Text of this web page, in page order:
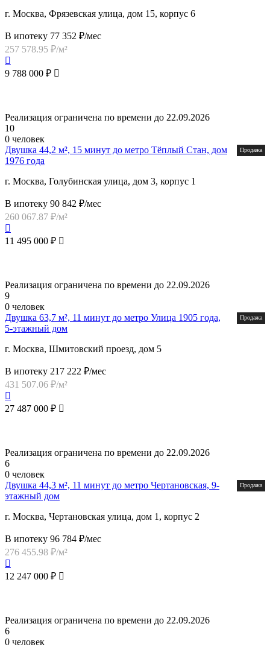
г. Москва, Фрязевская улица, дом 15, корпус 6
В ипотеку 77 352 ₽/мес
257 578.95 ₽/м²
9 788 000 ₽
Реализация ограничена по времени до 22.09.2026
10
0 человек
Двушка 44,2 м², 15 минут до метро Тёплый Стан, дом
1976 года
Продажа
г. Москва, Голубинская улица, дом 3, корпус 1
В ипотеку 90 842 ₽/мес
260 067.87 ₽/м²
11 495 000 ₽
Реализация ограничена по времени до 22.09.2026
9
0 человек
Двушка 63,7 м², 11 минут до метро Улица 1905 года,
5-этажный дом
Продажа
г. Москва, Шмитовский проезд, дом 5
В ипотеку 217 222 ₽/мес
431 507.06 ₽/м²
27 487 000 ₽
Реализация ограничена по времени до 22.09.2026
6
0 человек
Двушка 44,3 м², 11 минут до метро Чертановская, 9-
этажный дом
Продажа
г. Москва, Чертановская улица, дом 1, корпус 2
В ипотеку 96 784 ₽/мес
276 455.98 ₽/м²
12 247 000 ₽
Реализация ограничена по времени до 22.09.2026
6
0 человек